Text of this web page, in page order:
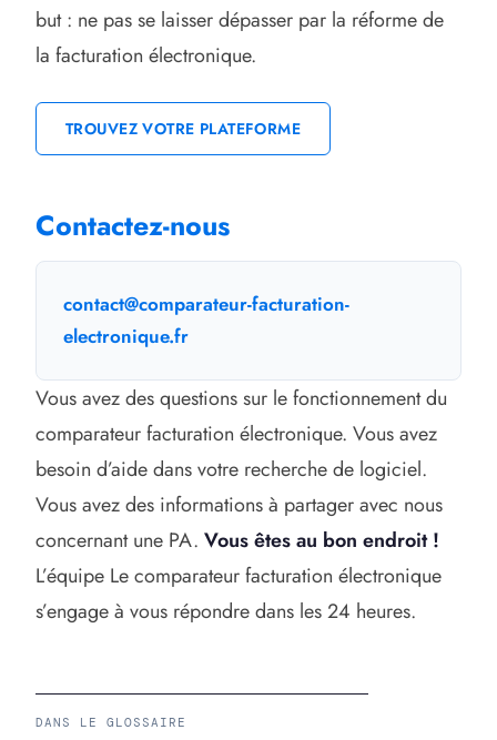
but : ne pas se laisser dépasser par la réforme de
la facturation électronique.
TROUVEZ VOTRE PLATEFORME
Contactez-nous
contact@comparateur-facturation-
electronique.fr
Vous avez des questions sur le fonctionnement du
comparateur facturation électronique. Vous avez
besoin d’aide dans votre recherche de logiciel.
Vous avez des informations à partager avec nous
concernant une PA. Vous êtes au bon endroit !
L’équipe Le comparateur facturation électronique
s’engage à vous répondre dans les 24 heures.
DANS LE GLOSSAIRE